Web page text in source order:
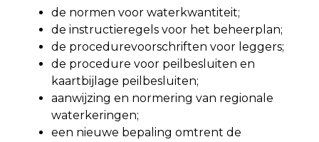
de normen voor waterkwantiteit;
de instructieregels voor het beheerplan;
de procedurevoorschriften voor leggers;
de procedure voor peilbesluiten en
kaartbijlage peilbesluiten;
aanwijzing en normering van regionale
waterkeringen;
een nieuwe bepaling omtrent de